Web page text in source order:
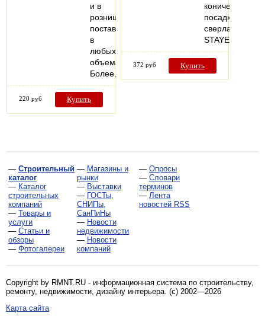
и в
розницу,
поставки
в
любых
объемах.
Более…
220 руб Купить
коническая
посадка
сверла,
STAYER
372 руб Купить
— Строительный
каталог
— Каталог
строительных
компаний
— Товары и
услуги
— Статьи и
обзоры
— Фотогалереи
— Магазины и
рынки
— Выставки
— ГОСТы,
СНИПы,
СанПиНы
— Новости
недвижимости
— Новости
компаний
— Опросы
— Словари
терминов
— Лента
новостей RSS
Copyright by RMNT.RU - информационная система по строительству,
ремонту, недвижимости, дизайну интерьера . (c) 2002—2026
Карта сайта